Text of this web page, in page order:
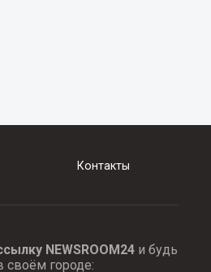
Контакты
NEWSROOM24и будь
своём городе: